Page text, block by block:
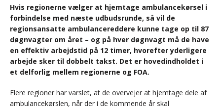
Hvis regionerne vælger at hjemtage ambulancekørsel i
forbindelse med næste udbudsrunde, så vil de
regionsansatte ambulancereddere kunne tage op til 87
døgnvagter om året – og på hver døgnvagt må de have
en effektiv arbejdstid på 12 timer, hvorefter yderligere
arbejde sker til dobbelt takst. Det er hovedindholdet i
et delforlig mellem regionerne og FOA.
Flere regioner har varslet, at de overvejer at hjemtage dele af
ambulancekørslen, når der i de kommende år skal